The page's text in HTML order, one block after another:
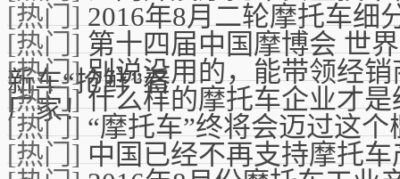
[热门]2016年8月二轮摩托车细
[热门]第十四届中国摩博会 世
新车“抢鲜”看
[热门]别说没用的，能带领经
厂家！
[热门]什么样的摩托车企业才
[热门]“摩托车”终将会迈过这个
[热门]中国已经不再支持摩托